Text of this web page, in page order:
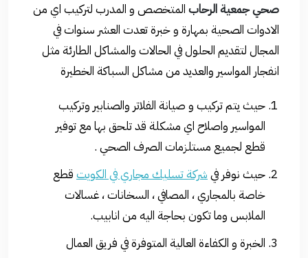
صحي جمعية الرحاب المتخصص و المدرب لتركيب اي من
الادوات الصحية بمهارة و خبرة تعدت العشر سنوات في
المجال لتقديم الحلول في الحالات والمشاكل الطارئة مثل
انفجار المواسير والعديد من مشاكل السباكة الخطيرة
حيث يتم تركيب و صيانة الفلاتر والصنابير وتركيب
المواسير واصلاح اي مشكلة قد تلحق بها مع توفير
قطع لجميع مستلزمات الصرف الصحي .
حيث نوفر فيشركة تسليك مجاري في الكويت قطع
خاصة بالمجاري ، المصافي ، السخانات ، غسالات
الملابس وما تكون بحاجة اليه من انابيب.
الخبرة و الكفاءة العالية المتوفرة في فريق العمال